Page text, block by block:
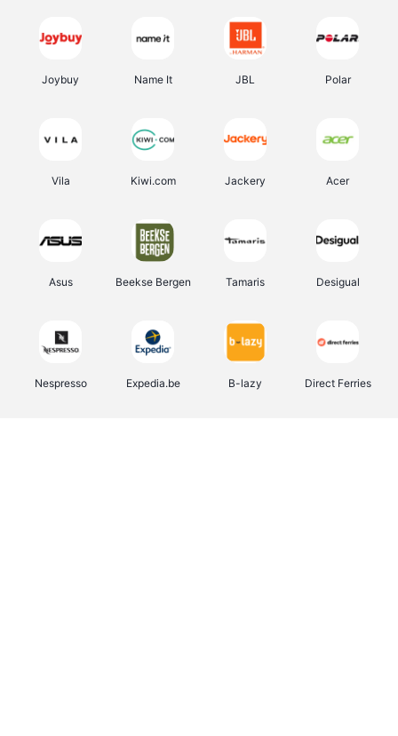
Joybuy Name It JBL Polar
Vila Kiwi.com Jackery Acer
Asus Beekse Bergen Tamaris Desigual
Nespresso Expedia.be B-lazy Direct Ferries